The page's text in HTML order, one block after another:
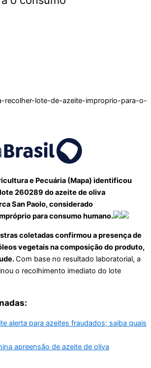
e Pecuária (Mapa) identificou
260289 do azeite de oliva
San Paolo, considerado
para consumo humano.
coletadas confirmou a presença de
vegetais na composição do produto,
Com base no resultado laboratorial, a
o recolhimento imediato do lote
alerta para azeites fraudados; saiba quais
apreensão de azeite de oliva